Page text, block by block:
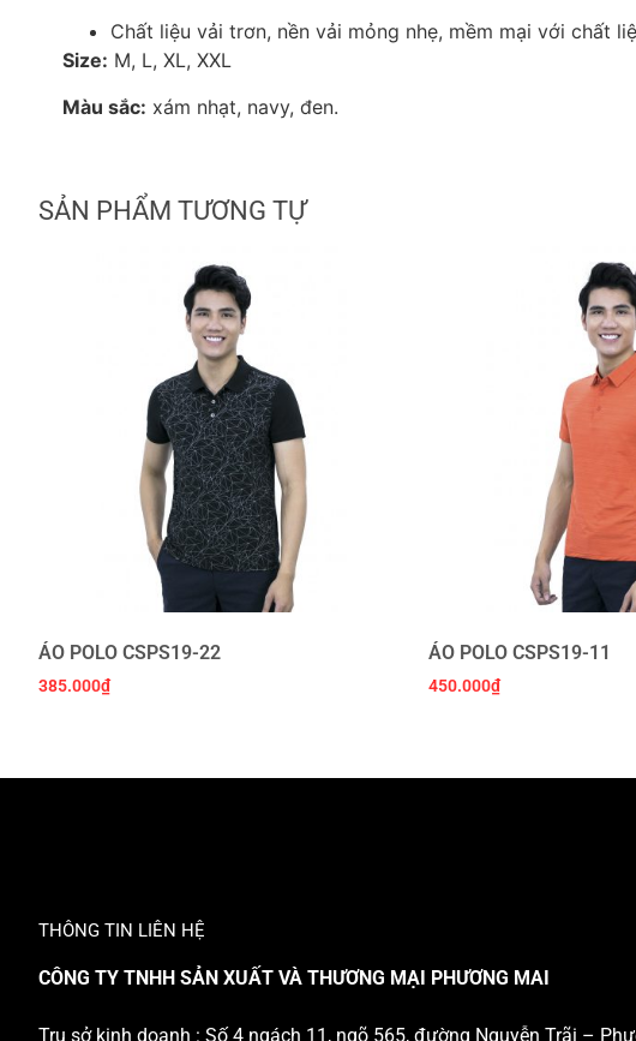
Chất liệu vải trơn, nền vải mỏng nhẹ, mềm mại với chất
Size: M, L, XL, XXL
Màu sắc: xám nhạt, navy, đen.
SẢN PHẨM TƯƠNG TỰ
ÁO POLO CSPS19-22
385.000₫
ÁO POLO CSPS19-11
450.000₫
THÔNG TIN LIÊN HỆ
CÔNG TY TNHH SẢN XUẤT VÀ THƯƠNG MẠI PHƯƠNG MAI
Trụ sở kinh doanh : Số 4 ngách 11, ngõ 565, đường Nguyễn Trãi –